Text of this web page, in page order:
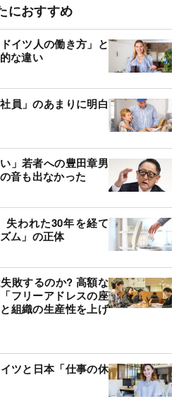
におすすめ
イツ人の働き方」と
な違い
員」のあまりに明白
」若者への豊田章男
音も出なかった
失われた30年を経て
ム」の正体
敗するのか? 高額な
フリーアドレスの座
組織の生産性を上げ
ツと日本「仕事の休